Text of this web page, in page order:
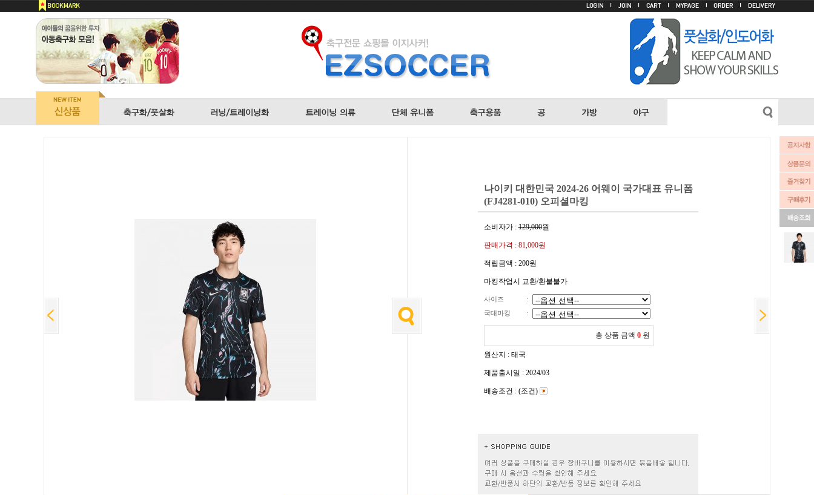
나이키 대한민국 2024-26 어웨이 국가대표 유니폼
(FJ4281-010) 오피셜마킹
소비자가 :129,000원
판매가격 : 81,000원
적립금액 : 200원
마킹작업시 교환/환불불가
사이즈
:
국대마킹
:
총 상품 금액 0 원
원산지 : 태국
제품출시일 : 2024/03
배송조건 : (조건)